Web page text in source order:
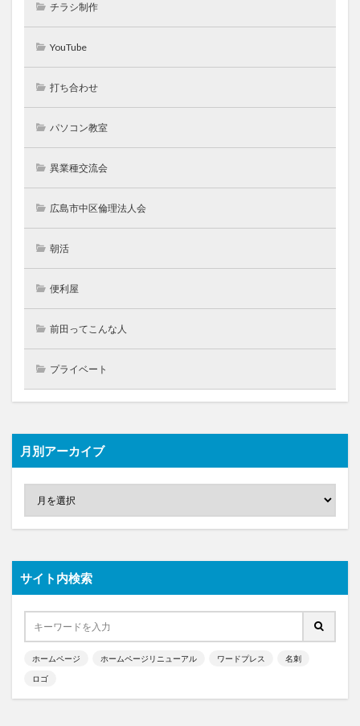
チラシ制作
YouTube
打ち合わせ
パソコン教室
異業種交流会
広島市中区倫理法人会
朝活
便利屋
前田ってこんな人
プライベート
月別アーカイブ
サイト内検索
ホームページ ホームページリニューアル ワードプレス 名刺
ロゴ